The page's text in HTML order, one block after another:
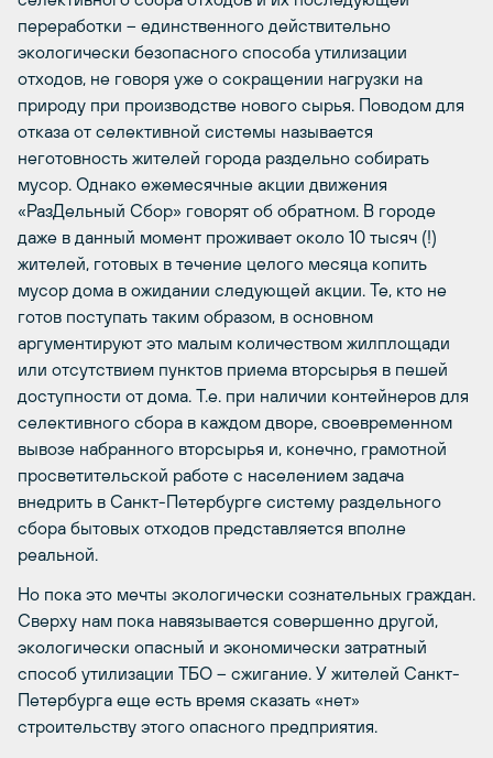
переработки – единственного действительно
экологически безопасного способа утилизации
отходов, не говоря уже о сокращении нагрузки на
природу при производстве нового сырья. Поводом для
отказа от селективной системы называется
неготовность жителей города раздельно собирать
мусор. Однако ежемесячные акции движения
«РазДельный Сбор» говорят об обратном. В городе
даже в данный момент проживает около 10 тысяч (!)
жителей, готовых в течение целого месяца копить
мусор дома в ожидании следующей акции. Те, кто не
готов поступать таким образом, в основном
аргументируют это малым количеством жилплощади
или отсутствием пунктов приема вторсырья в пешей
доступности от дома. Т.е. при наличии контейнеров для
селективного сбора в каждом дворе, своевременном
вывозе набранного вторсырья и, конечно, грамотной
просветительской работе с населением задача
внедрить в Санкт-Петербурге систему раздельного
сбора бытовых отходов представляется вполне
реальной.
Но пока это мечты экологически сознательных граждан.
Сверху нам пока навязывается совершенно другой,
экологически опасный и экономически затратный
способ утилизации ТБО – сжигание. У жителей Санкт-
Петербурга еще есть время сказать «нет»
строительству этого опасного предприятия.